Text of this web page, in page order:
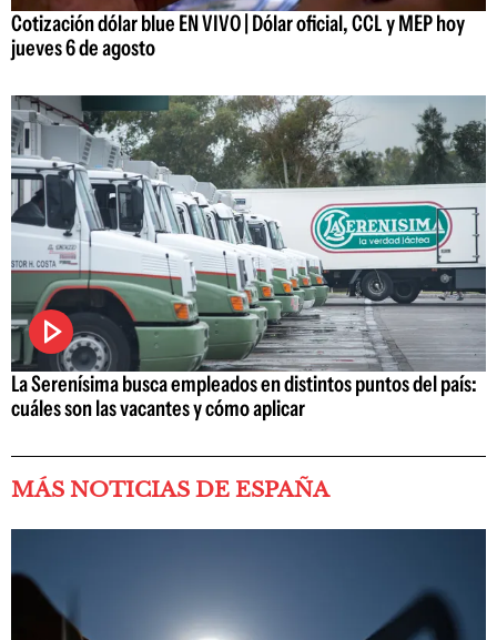
Cotización dólar blue EN VIVO | Dólar oficial, CCL y MEP hoy
jueves 6 de agosto
La Serenísima busca empleados en distintos puntos del país:
cuáles son las vacantes y cómo aplicar
MÁS NOTICIAS DE ESPAÑA